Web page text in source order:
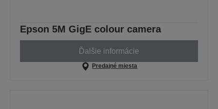
Epson 5M GigE colour camera
Ďalšie informácie
Predajné miesta